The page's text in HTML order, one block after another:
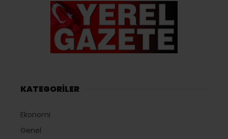
KATEGORİLER
Ekonomi
Genel